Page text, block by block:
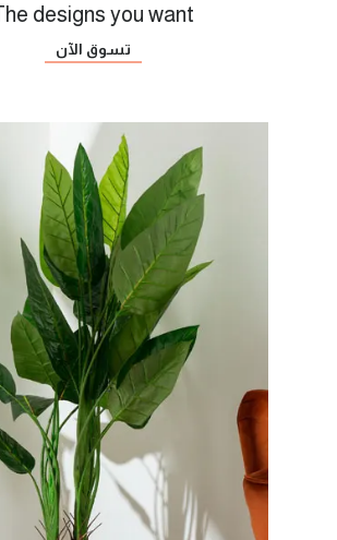
designs you want
تسوق الآن